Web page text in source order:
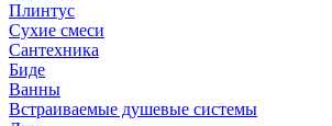
Плинтус
Сухие смеси
Сантехника
Биде
Ванны
Встраиваемые душевые системы